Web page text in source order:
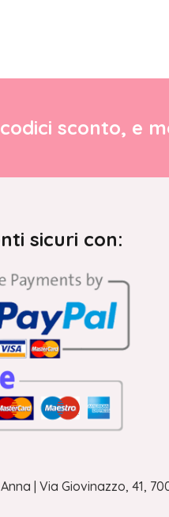
sconto, e
sicuri con:
| Via Giovinazzo, 41,